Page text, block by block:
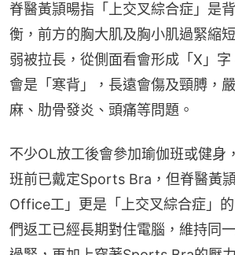
脊醫黃頴暘指「上交叉綜合症」是
衡，前方的胸大肌及胸小肌過緊縮
弱被拉長，從側面看會形成「X」
會是「寒背」，長遠會傷及頸膊，
麻、肋骨發炎、頭痛等問題。
不少OL放工後會參加瑜伽班或健身
班前已戴定Sports Bra，但脊醫黃
Office工」更是「上交叉綜合症」
們返工已經長期對住電腦，維持同